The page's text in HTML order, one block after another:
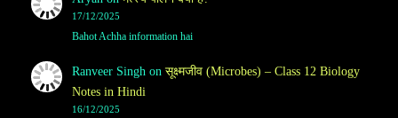
17/12/2025
Bahot Achha information hai
Ranveer Singh on सूक्ष्मजीव (Microbes) – Class 12 Biology
Notes in Hindi
16/12/2025